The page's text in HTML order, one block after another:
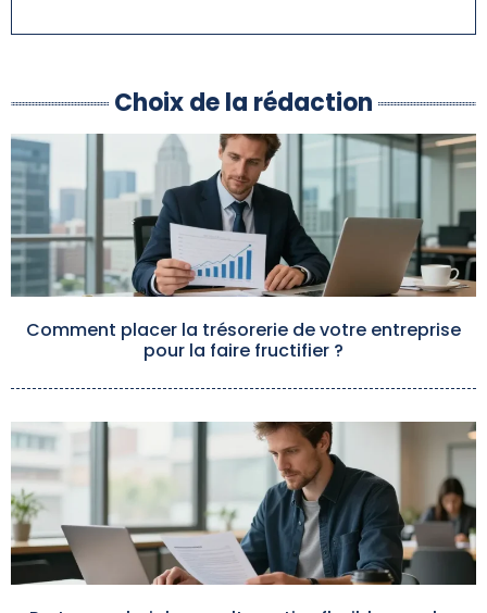
Choix de la rédaction
Comment placer la trésorerie de votre entreprise
pour la faire fructifier ?